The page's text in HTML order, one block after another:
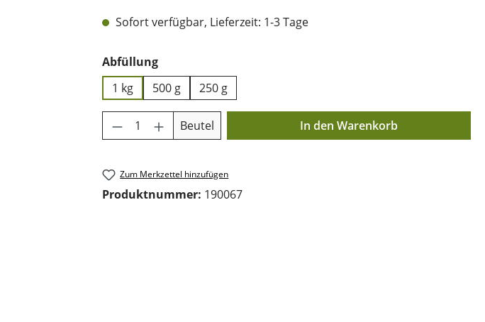
Sofort verfügbar, Lieferzeit: 1-3 Tage
Abfüllungauswählen
1 kg
500 g 250 g
Produkt Anzahl: Gib den gewünschten Wert
Beutel In den Warenkorb
Zum Merkzettel hinzufügen
Produktnummer: 190067